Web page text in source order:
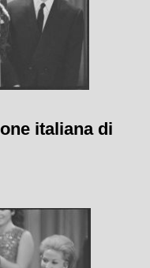
italiana di